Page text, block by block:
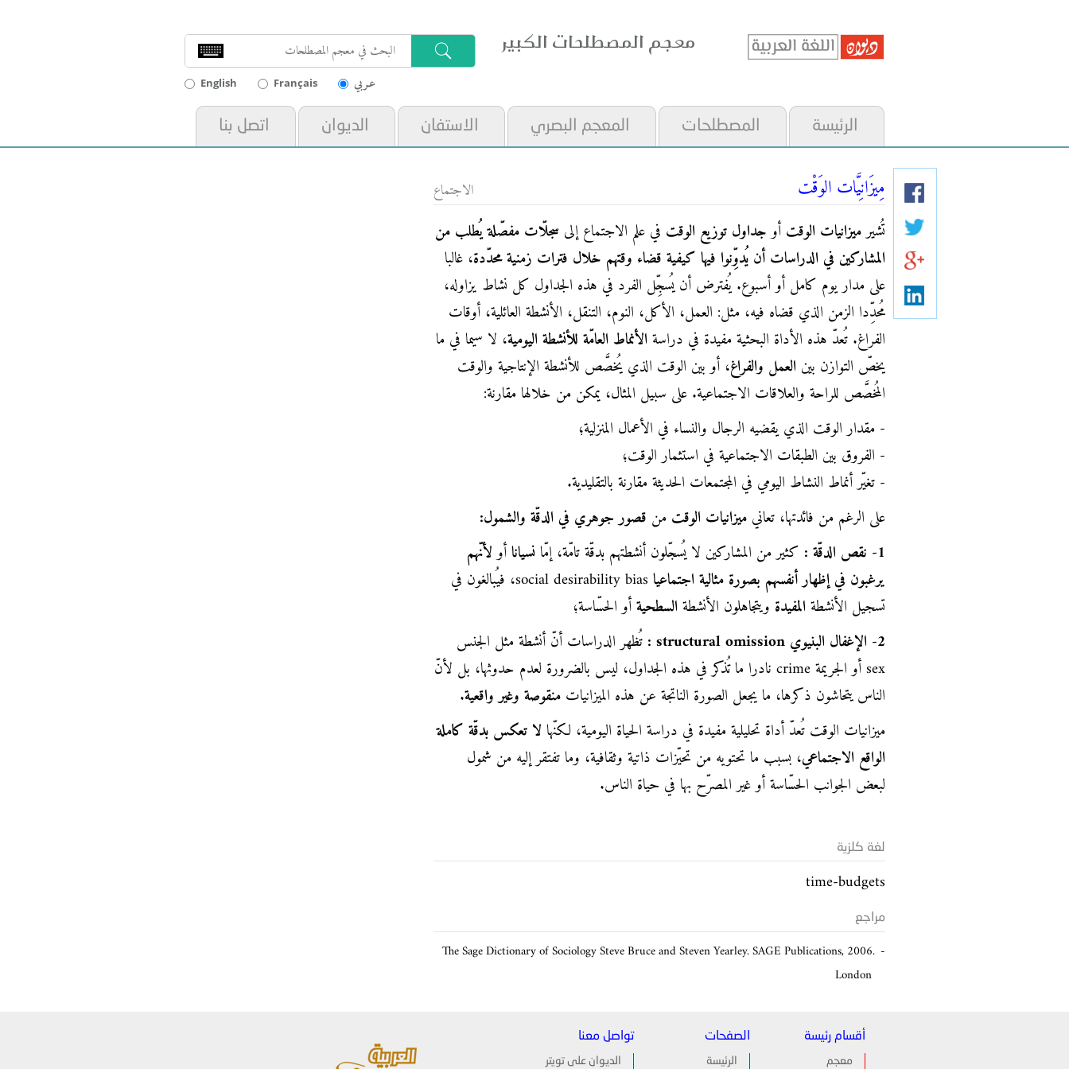
معجم المصطلحات الكبير
English Français عـربي
الرئيسة المصطلحات المعجم البصري الاستفان الديوان اتصل بنا
مِيزَانِيَّات الوَقْت الاجتماع
تُشيرميزانيات الوقتأوجداول توزيع الوقت في علم الاجتماع إلى سجلّات مفصّلة يُطلب من
المشاركين في الدراسات أن يُدوِّنوا فيها كيفية قضاء وقتهم خلال فترات زمنية محدّدة، غالبا
على مدار يوم كامل أو أسبوع. يُفترض أن يُسجِّل الفرد في هذه الجداول كل نشاط يزاوله،
مُحدِّدا الزمن الذي قضاه فيه، مثل: العمل، الأكل، النوم، التنقل، الأنشطة العائلية، أوقات
الفراغ. تُعدّ هذه الأداة البحثية مفيدة في دراسةالأنماط العامّة للأنشطة اليومية، لا سيما في ما
يخصّ التوازن بين العمل والفراغ، أو بين الوقت الذي يُخصَّص للأنشطة الإنتاجية والوقت
المُخصَّص للراحة والعلاقات الاجتماعية. على سبيل المثال، يمكن من خلالها مقارنة:
- مقدار الوقت الذي يقضيه الرجال والنساء في الأعمال المنزلية؛
- الفروق بين الطبقات الاجتماعية في استثمار الوقت؛
- تغيّر أنماط النشاط اليومي في المجتمعات الحديثة مقارنة بالتقليدية.
على الرغم من فائدتها، تعانيميزانيات الوقت من قصور جوهري في الدقّة والشمول:
1- نقص الدقّة :
كثير من المشاركين لا يُسجّلون أنشطتهم بدقّة تامّة، إمّانسياناأولأنّهم
يرغبون في إظهار أنفسهم بصورة مثالية اجتماعيا
social desirability bias، فيُبالغون في
تسجيل الأنشطةالمفيدة ويتجاهلون الأنشطةالسطحيةأو الحسّاسة؛
2- الإغفال البنيوي
structural omission
:تُظهر الدراسات أنّ أنشطة مثل الجنس
sex أو الجريمة crime نادرا ما تُذكر في هذه الجداول، ليس بالضرورة لعدم حدوثها، بل لأنّ
الناس يتحاشون ذكرها، ما يجعل الصورة الناتجة عن هذه الميزانياتمنقوصة وغير واقعية.
ميزانيات الوقت تُعدّ أداة تحليلية مفيدة في دراسة الحياة اليومية، لكنّهالا تعكس بدقّة كاملة
الواقع الاجتماعي، بسبب ما تحتويه من تحيّزات ذاتية وثقافية، وما تفتقر إليه من شمول
لبعض الجوانب الحسّاسة أو غير المصرّح بها في حياة الناس.
لغة كلزية
time-budgets
مراجع
The Sage Dictionary of Sociology Steve Bruce and Steven Yearley. SAGE Publications, 2006.
London
أقسام رئيسة
معجم
الصفحات
الرئيسة
تواصل معنا
الديوان على تويتر